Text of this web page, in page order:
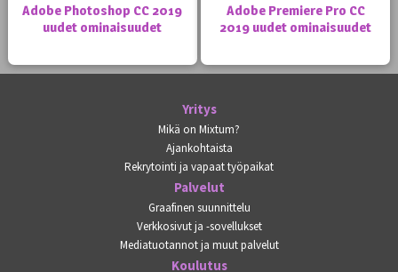
Adobe Photoshop CC 2019
uudet ominaisuudet
Adobe Premiere Pro CC
2019 uudet ominaisuudet
Yritys
Mikä on Mixtum?
Ajankohtaista
Rekrytointi ja vapaat työpaikat
Palvelut
Graafinen suunnittelu
Verkkosivut ja -sovellukset
Mediatuotannot ja muut palvelut
Koulutus